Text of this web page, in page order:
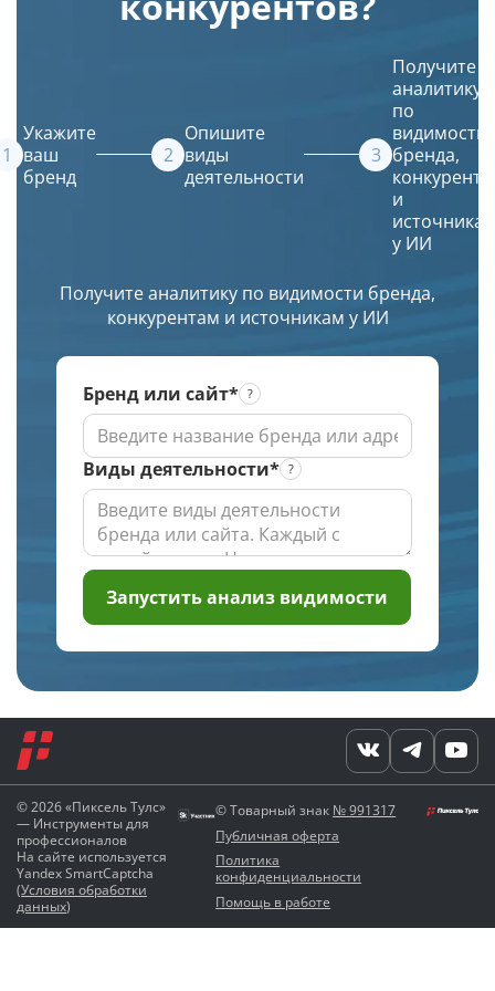
в
ТОПе
с
глубине
проверки
входит
источники.
Просто
искусственный
(ИИ)
создаст
Яндексе
Укажите
ваш
бренд
Опишите
виды
деятельности
Получите
аналитику
по
видимости
бренда,
и
у ИИ
Получите аналитику по видимости бренда,
конкурентам и источникам у ИИ
Бренд или сайт*
Виды деятельности*
Запустить анализ видимости
© 2026 «Пиксель Тулс»
— Инструменты для
профессионалов
На сайте используется
Yandex SmartCaptcha
(Условия обработки
данных)
© Товарный знак № 991317
Публичная оферта
Политика
конфиденциальности
Помощь в работе